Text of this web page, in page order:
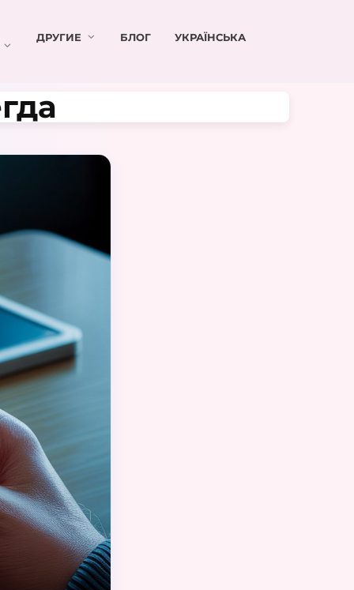
ДРУГИЕ БЛОГ УКРАЇНСЬКА